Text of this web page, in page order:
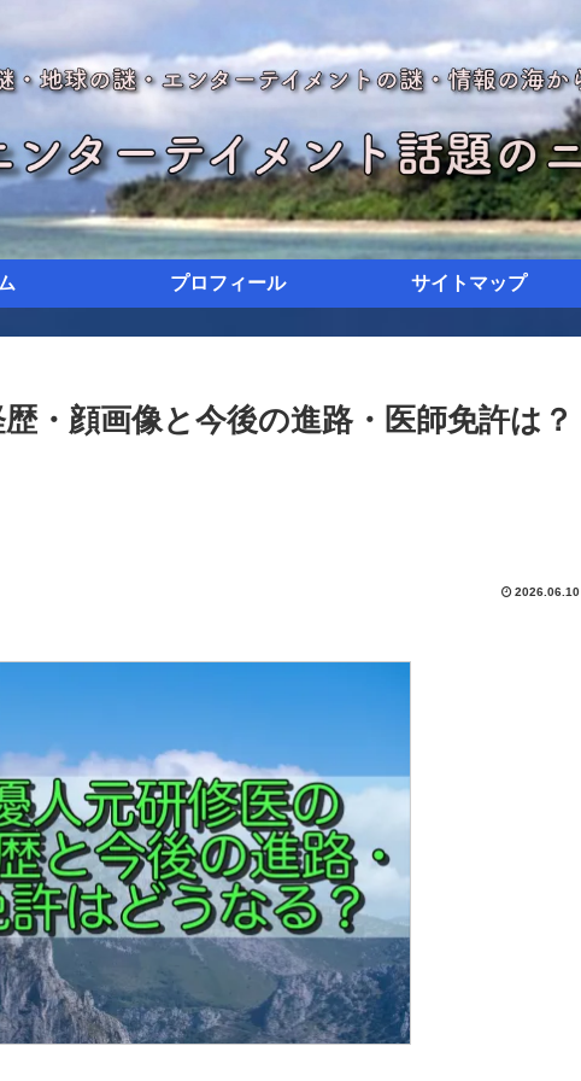
プロフィール サイトマップ
・顔画像と今後の進路・医師免許は？
2026.06.10